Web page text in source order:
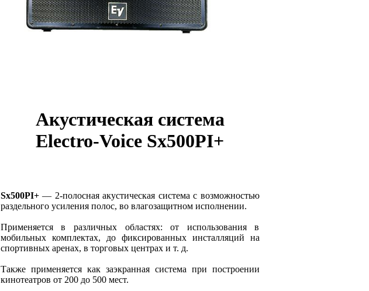
Акустическая система
Electro‑Voice Sx500PI+
Sx500PI+— 2‑полосная акустическая система с возможностью
раздельного усиления полос, во влагозащитном исполнении.
Применяется в различных областях: от использования в
мобильных комплектах, до фиксированных инсталляций на
спортивных аренах, в торговых центрах и т. д.
Также применяется как заэкранная система при построении
кинотеатров от 200 до 500 мест.